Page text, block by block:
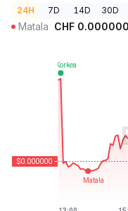
24H 7D 14D 30D
Matala CHF 0.000000